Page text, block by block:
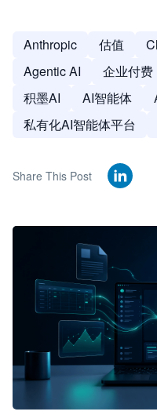
Anthropic 估值
Agentic AI
企业付费
积墨AI
AI智能体
私有化AI智能体平台
Share This Post